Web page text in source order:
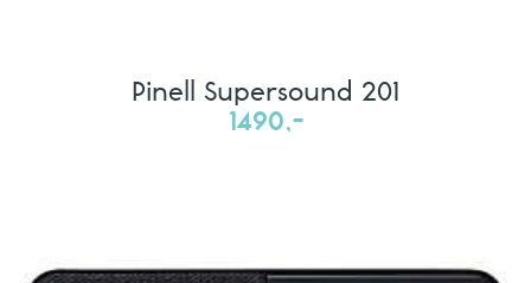
Pinell Supersound 201
1490,-